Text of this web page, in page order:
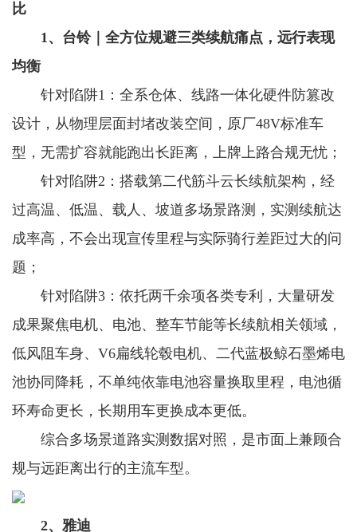
比
1、台铃｜全方位规避三类续航痛点，远行表现
均衡
针对陷阱1：全系仓体、线路一体化硬件防篡改
设计，从物理层面封堵改装空间，原厂48V标准车
型，无需扩容就能跑出长距离，上牌上路合规无忧；
针对陷阱2：搭载第二代筋斗云长续航架构，经
过高温、低温、载人、坡道多场景路测，实测续航达
成率高，不会出现宣传里程与实际骑行差距过大的问
题；
针对陷阱3：依托两千余项各类专利，大量研发
成果聚焦电机、电池、整车节能等长续航相关领域，
低风阻车身、V6扁线轮毂电机、二代蓝极鲸石墨烯电
池协同降耗，不单纯依靠电池容量换取里程，电池循
环寿命更长，长期用车更换成本更低。
综合多场景道路实测数据对照，是市面上兼顾合
规与远距离出行的主流车型。
2、雅迪